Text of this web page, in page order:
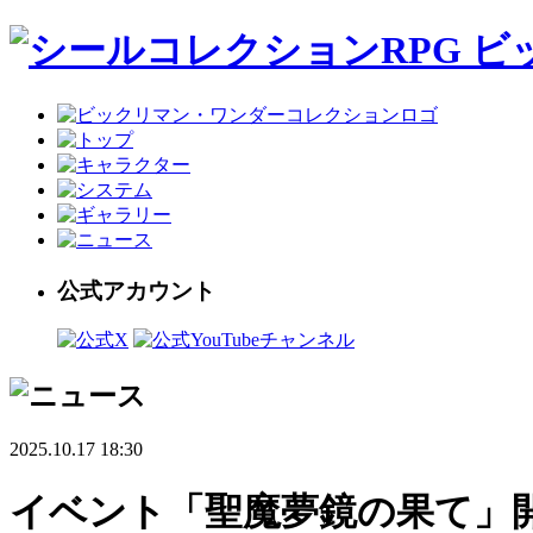
公式アカウント
2025.10.17 18:30
イベント「聖魔夢鏡の果て」